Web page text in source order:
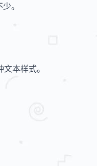
。
本样式。